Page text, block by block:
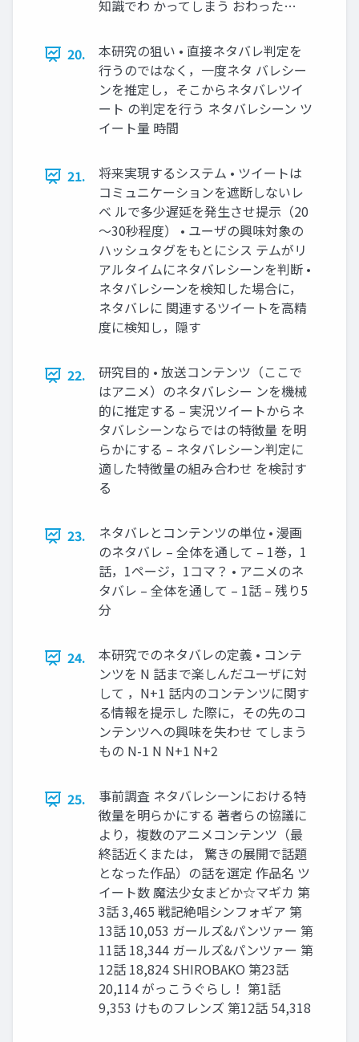
知識でわ かってしまう おわった…
20.
本研究の狙い • 直接ネタバレ判定を
行うのではなく，一度ネタ バレシー
ンを推定し，そこからネタバレツイ
ート の判定を行う ネタバレシーン ツ
イート量 時間
21.
将来実現するシステム • ツイートは
コミュニケーションを遮断しないレ
ベ ルで多少遅延を発生させ提示（20
～30秒程度） • ユーザの興味対象の
ハッシュタグをもとにシス テムがリ
アルタイムにネタバレシーンを判断 •
ネタバレシーンを検知した場合に，
ネタバレに 関連するツイートを高精
度に検知し，隠す
22.
研究目的 • 放送コンテンツ（ここで
はアニメ）のネタバレシー ンを機械
的に推定する – 実況ツイートからネ
タバレシーンならではの特徴量 を明
らかにする – ネタバレシーン判定に
適した特徴量の組み合わせ を検討す
る
23.
ネタバレとコンテンツの単位 • 漫画
のネタバレ – 全体を通して – 1巻，1
話，1ページ，1コマ？ • アニメのネ
タバレ – 全体を通して – 1話 – 残り5
分
24.
本研究でのネタバレの定義 • コンテ
ンツを N 話まで楽しんだユーザに対
して ，N+1 話内のコンテンツに関す
る情報を提示し た際に，その先のコ
ンテンツへの興味を失わせ てしまう
もの N-1 N N+1 N+2
25.
事前調査 ネタバレシーンにおける特
徴量を明らかにする 著者らの協議に
より，複数のアニメコンテンツ（最
終話近くまたは， 驚きの展開で話題
となった作品）の話を選定 作品名 ツ
イート数 魔法少女まどか☆マギカ 第
3話 3,465 戦記絶唱シンフォギア 第
13話 10,053 ガールズ&パンツァー 第
11話 18,344 ガールズ&パンツァー 第
12話 18,824 SHIROBAKO 第23話
20,114 がっこうぐらし！ 第1話
9,353 けものフレンズ 第12話 54,318